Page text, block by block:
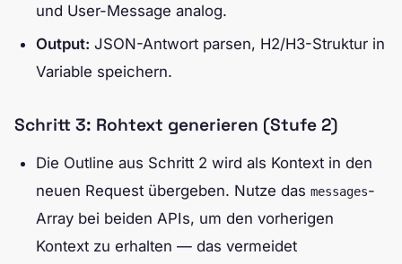
und User-Message analog.
Output: JSON-Antwort parsen, H2/H3-Struktur in
Variable speichern.
Schritt 3: Rohtext generieren (Stufe 2)
Die Outline aus Schritt 2 wird als Kontext in den
neuen Request übergeben. Nutze das messages-
Array bei beiden APIs, um den vorherigen
Kontext zu erhalten — das vermeidet